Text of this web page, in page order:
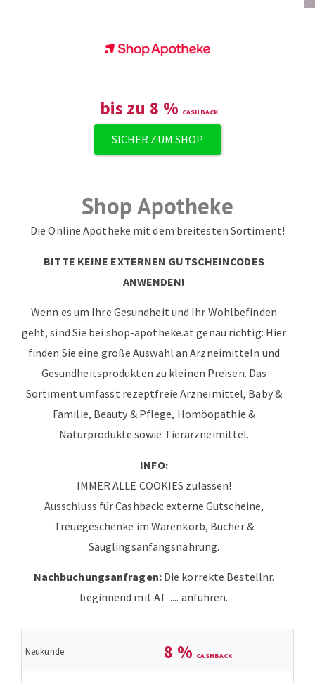
bis zu 8 %
SICHER ZUM SHOP
Shop Apotheke
Die Online Apotheke mit dem breitesten Sortiment!
BITTE KEINE EXTERNEN GUTSCHEINCODES
ANWENDEN!
Wenn es um Ihre Gesundheit und Ihr Wohlbefinden
geht, sind Sie bei shop-apotheke.at genau richtig: Hier
finden Sie eine große Auswahl an Arzneimitteln und
Gesundheitsprodukten zu kleinen Preisen. Das
Sortiment umfasst rezeptfreie Arzneimittel, Baby &
Familie, Beauty & Pflege, Homöopathie &
Naturprodukte sowie Tierarzneimittel.
INFO:
IMMER ALLE COOKIES zulassen!
Ausschluss für Cashback: externe Gutscheine,
Treuegeschenke im Warenkorb, Bücher &
Säuglingsanfangsnahrung.
Nachbuchungsanfragen: Die korrekte Bestellnr.
beginnend mit AT-.... anführen.
Neukunde 8 %